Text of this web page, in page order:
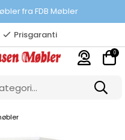
fra FDB Møbler
danskejet webshop
Prisgaranti
m2 showroom
gode parkeringsforhold
0